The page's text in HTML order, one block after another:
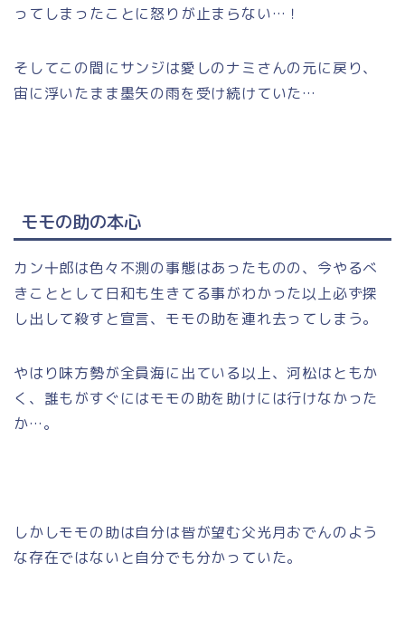
ってしまったことに怒りが止まらない…！
そしてこの間にサンジは愛しのナミさんの元に戻り、
宙に浮いたまま墨矢の雨を受け続けていた…
モモの助の本心
カン十郎は色々不測の事態はあったものの、今やるべ
きこととして日和も生きてる事がわかった以上必ず探
し出して殺すと宣言、モモの助を連れ去ってしまう。
やはり味方勢が全員海に出ている以上、河松はともか
く、誰もがすぐにはモモの助を助けには行けなかった
か…。
しかしモモの助は自分は皆が望む父光月おでんのよう
な存在ではないと自分でも分かっていた。